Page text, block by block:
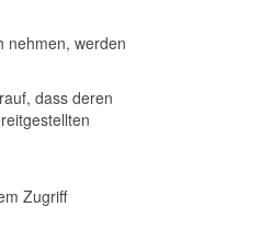
nehmen, werden
dass deren
Zugriff